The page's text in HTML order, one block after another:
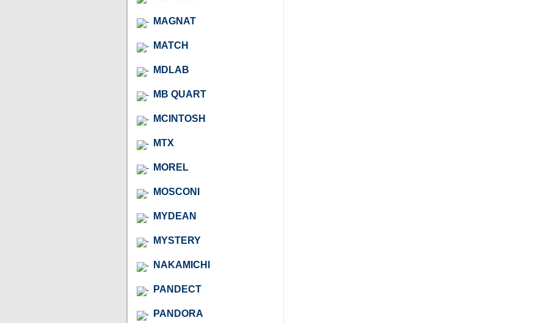
MAGNAT
MATCH
MDLAB
MB QUART
MCINTOSH
MTX
MOREL
MOSCONI
MYDEAN
MYSTERY
NAKAMICHI
PANDECT
PANDORA